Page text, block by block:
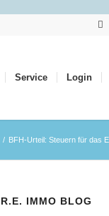
Service Login
/ BFH-Urteil: Steuern für das
R.E. IMMO BLOG